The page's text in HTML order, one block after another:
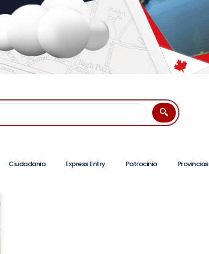
Ciudadania Express Entry Patrocinio Provincias